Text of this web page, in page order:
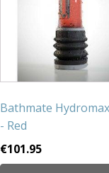
Bathmate
- Red
€101.95